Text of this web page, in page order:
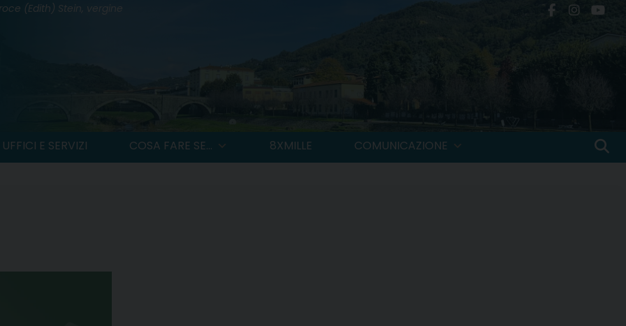
(Edith) Stein, vergine
UFFICI E SERVIZI COSA FARE SE... 8XMILLE COMUNICAZIONE